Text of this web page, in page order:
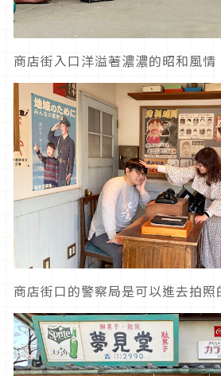
商店街入口洋溢著濃濃的昭和風情
商店街口的警察局是可以進去拍照